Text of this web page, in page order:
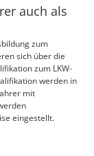
auch als
zum
sich über die
zum LKW-
werden in
mit
eingestellt.